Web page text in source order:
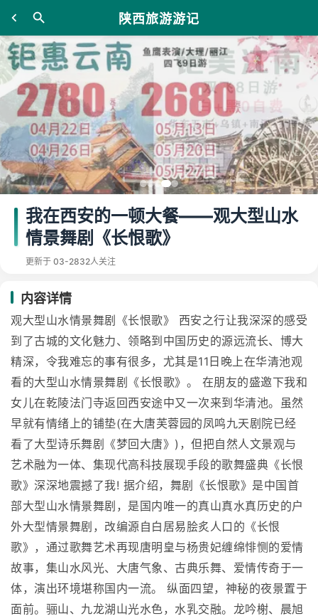
陕西旅游游记
我在西安的一顿大餐——观大型山水
情景舞剧《长恨歌》
更新于 03-2832人关注
内容详情
观大型山水情景舞剧《长恨歌》 西安之行让我深深的感受
到了古城的文化魅力、领略到中国历史的源远流长、博大
精深，令我难忘的事有很多，尤其是11日晚上在华清池观
看的大型山水情景舞剧《长恨歌》。 在朋友的盛邀下我和
女儿在乾陵法门寺返回西安途中又一次来到华清池。虽然
早就有情绪上的铺垫(在大唐芙蓉园的凤鸣九天剧院已经
看了大型诗乐舞剧《梦回大唐》)，但把自然人文景观与
艺术融为一体、集现代高科技展现手段的歌舞盛典《长恨
歌》深深地震撼了我! 据介绍，舞剧《长恨歌》是中国首
部大型山水情景舞剧，是国内唯一的真山真水真历史的户
外大型情景舞剧，改编源自白居易脍炙人口的《长恨
歌》，通过歌舞艺术再现唐明皇与杨贵妃缠绵悱恻的爱情
故事，集山水风光、大唐气象、古典乐舞、爱情传奇于一
体，演出环境堪称国内一流。 纵面四望，神秘的夜景置于
面前。骊山、九龙湖山光水色，水乳交融。龙吟榭、晨旭